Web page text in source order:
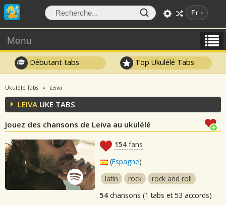
Fr
Menu
Débutant tabs Top Ukulélé Tabs
Ukulélé Tabs Leiva
LEIVA UKE TABS
Jouez des chansons de Leiva au ukulélé
154 fans
(Espagne)
latin
rock
rock and roll
54 chansons (1 tabs et 53 accords)